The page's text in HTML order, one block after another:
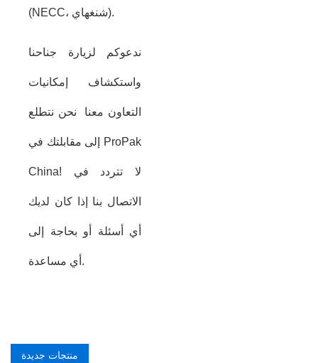
(NECC، شنغهاي).
ندعوكم لزيارة جناحنا
واستكشاف إمكانيات
التعاون معنا نحن نتطلع
إلى مقابلتك في ProPak
China! لا تتردد في
الاتصال بنا إذا كان لديك
أي أسئلة أو بحاجة إلى
أي مساعدة.
منتجات جديدة